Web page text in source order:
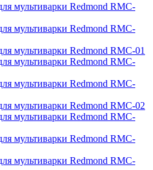
мультиварки Redmond RMC-
мультиварки Redmond RMC-
мультиварки Redmond RMC-01
мультиварки Redmond RMC-
мультиварки Redmond RMC-
мультиварки Redmond RMC-02
мультиварки Redmond RMC-
мультиварки Redmond RMC-
мультиварки Redmond RMC-